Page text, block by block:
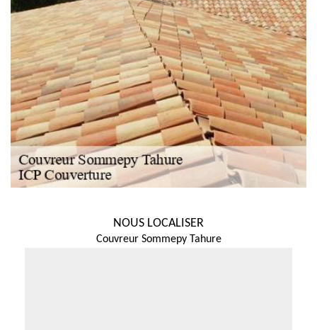
NOUS LOCALISER
Couvreur Sommepy Tahure